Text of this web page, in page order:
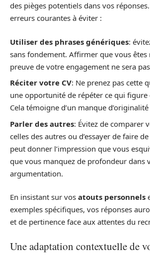
des pièges potentiels dans vos
erreurs courantes à éviter :
Utiliser des phrases génériques:
sans fondement. Affirmer que vous êtes
preuve de votre engagement ne sera
Réciter votre CV: Ne prenez pas cette
une opportunité de répéter ce qui figure
Cela témoigne d’un manque d’originalité
Parler des autres: Évitez de comparer
celles des autres ou d’essayer de faire
peut donner l’impression que vous
que vous manquez de profondeur dans
argumentation.
En insistant sur vos atouts personnels
exemples spécifiques, vos réponses
et de pertinence face aux attentes du
Une adaptation contextuelle de